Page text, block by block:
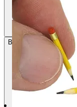
Betalning Via Tradera